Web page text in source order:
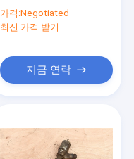
사기 두번째 손
가격:Negotiated
최신 가격 받기
지금 연락